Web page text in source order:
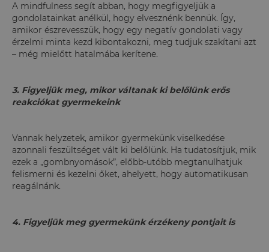
A mindfulness segít abban, hogy megfigyeljük a
gondolatainkat anélkül, hogy elvesznénk bennük. Így,
amikor észrevesszük, hogy egy negatív gondolati vagy
érzelmi minta kezd kibontakozni, meg tudjuk szakítani azt
– még mielőtt hatalmába kerítene.
3. Figyeljük meg, mikor váltanak ki belőlünk erős
reakciókat gyermekeink
Vannak helyzetek, amikor gyermekünk viselkedése
azonnali feszültséget vált ki belőlünk. Ha tudatosítjuk, mik
ezek a „gombnyomások”, előbb-utóbb megtanulhatjuk
felismerni és kezelni őket, ahelyett, hogy automatikusan
reagálnánk.
4. Figyeljük meg gyermekünk érzékeny pontjait is